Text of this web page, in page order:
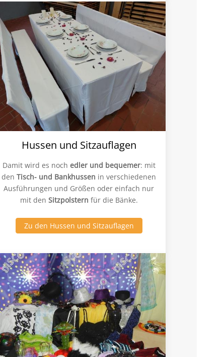
Hussen und Sitzauflagen
Damit wird es noch edler und bequemer: mit
denTisch- und Bankhussen in verschiedenen
Ausführungen und Größen oder einfach nur
mit den Sitzpolstern für die Bänke.
Zu den Hussen und Sitzauflagen